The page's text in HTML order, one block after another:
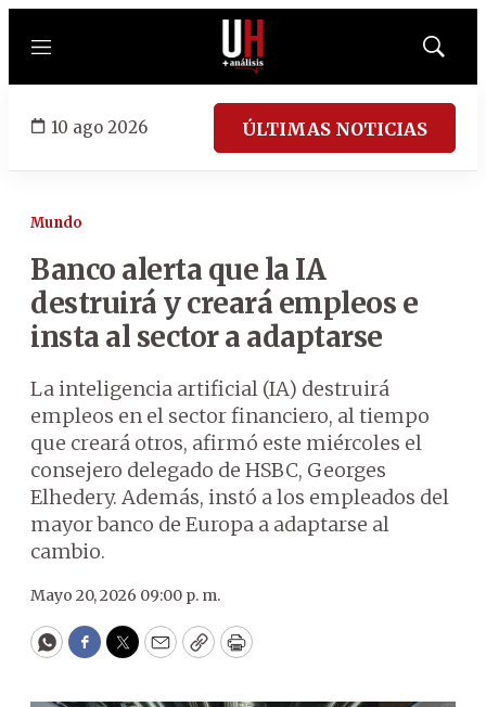
Menú
Mostrar
10 ago 2026 ÚLTIMAS NOTICIAS
Mundo
Banco alerta que la IA
destruirá y creará empleos e
insta al sector a adaptarse
La inteligencia artificial (IA) destruirá
empleos en el sector financiero, al tiempo
que creará otros, afirmó este miércoles el
consejero delegado de HSBC, Georges
Elhedery. Además, instó a los empleados del
mayor banco de Europa a adaptarse al
cambio.
Mayo 20, 2026 09:00 p. m.
WhatsApp
Facebook
Twitter
EmailCopyPrint